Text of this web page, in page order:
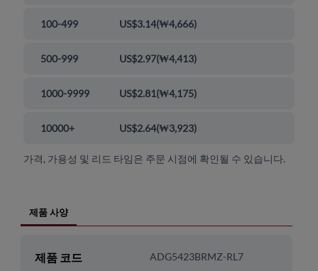
100-499 US$3.14(₩4,666)
500-999 US$2.97(₩4,413)
1000-9999 US$2.81(₩4,175)
10000+ US$2.64(₩3,923)
가격, 가용성 및 리드 타임은 주문 시점에 확인될 수 있습니다.
제품 사양
제품 코드 ADG5423BRMZ-RL7